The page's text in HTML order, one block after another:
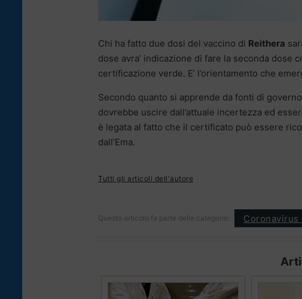
Chi ha fatto due dosi del vaccino di Reithera
dose avra’ indicazione di fare la seconda
certificazione verde. E’ l’orientamento che
Secondo quanto si apprende da fonti di
dovrebbe uscire dall’attuale incertezza ed
è legata al fatto che il certificato può essere
dall’Ema.
Tutti gli articoli dell'autore
Questo articolo fa parte delle categorie: Coronavirus